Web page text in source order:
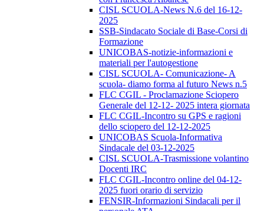
CISL SCUOLA-News N.6 del 16-12-
2025
SSB-Sindacato Sociale di Base-Corsi di
Formazione
UNICOBAS-notizie-informazioni e
materiali per l'autogestione
CISL SCUOLA- Comunicazione- A
scuola- diamo forma al futuro News n.5
FLC CGIL - Proclamazione Sciopero
Generale del 12-12- 2025 intera giornata
FLC CGIL-Incontro su GPS e ragioni
dello sciopero del 12-12-2025
UNICOBAS Scuola-Informativa
Sindacale del 03-12-2025
CISL SCUOLA-Trasmissione volantino
Docenti IRC
FLC CGIL-Incontro online del 04-12-
2025 fuori orario di servizio
FENSIR-Informazioni Sindacali per il